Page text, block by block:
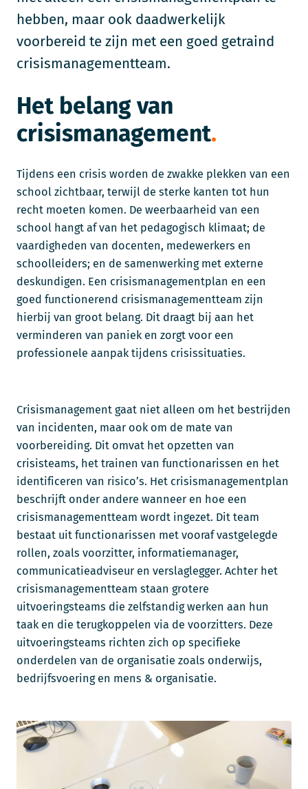
hebben, maar ook daadwerkelijk
voorbereid te zijn met een goed getraind
crisismanagementteam.
Het belang van
crisismanagement
Tijdens een crisis worden de zwakke plekken van een
school zichtbaar, terwijl de sterke kanten tot hun
recht moeten komen. De weerbaarheid van een
school hangt af van het pedagogisch klimaat; de
vaardigheden van docenten, medewerkers en
schoolleiders; en de samenwerking met externe
deskundigen. Een crisismanagementplan en een
goed functionerend crisismanagementteam zijn
hierbij van groot belang. Dit draagt bij aan het
verminderen van paniek en zorgt voor een
professionele aanpak tijdens crisissituaties.
Crisismanagement gaat niet alleen om het bestrijden
van incidenten, maar ook om de mate van
voorbereiding. Dit omvat het opzetten van
crisisteams, het trainen van functionarissen en het
identificeren van risico’s. Het crisismanagementplan
beschrijft onder andere wanneer en hoe een
crisismanagementteam wordt ingezet. Dit team
bestaat uit functionarissen met vooraf vastgelegde
rollen, zoals voorzitter, informatiemanager,
communicatieadviseur en verslaglegger. Achter het
crisismanagementteam staan grotere
uitvoeringsteams die zelfstandig werken aan hun
taak en die terugkoppelen via de voorzitters. Deze
uitvoeringsteams richten zich op specifieke
onderdelen van de organisatie zoals onderwijs,
bedrijfsvoering en mens & organisatie.